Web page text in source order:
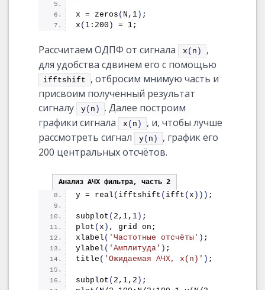
x = zeros ( N,1) ;
x ( 1:200 ) = 1;
Рассчитаем ОДПФ от сигнала x ( n )
,
для удобства сдвинем его с помощью
ifftshift
, отбросим мнимую часть и
присвоим полученный результат
сигналу
y( n )
. Далее построим
графики сигнала
x ( n )
, и, чтобы лучше
рассмотреть сигнал
у( n )
, график его
200 центральных отсчётов.
Анализ АЧХ фильтра, часть 2
y = real ( ifftshift ( ifft (x ))) ;
subplot ( 2,1,1) ;
plot (x ) , grid on;
xlabel ( 'Частотные отсчёты' ) ;
ylabel ( 'Амплитуда' ) ;
title ( 'Ожидаемая АЧХ, x(n)' ) ;
subplot ( 2,1,2 ) ;